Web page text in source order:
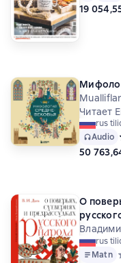
19
Читает
rus
Audio
50
О
rus
Matn